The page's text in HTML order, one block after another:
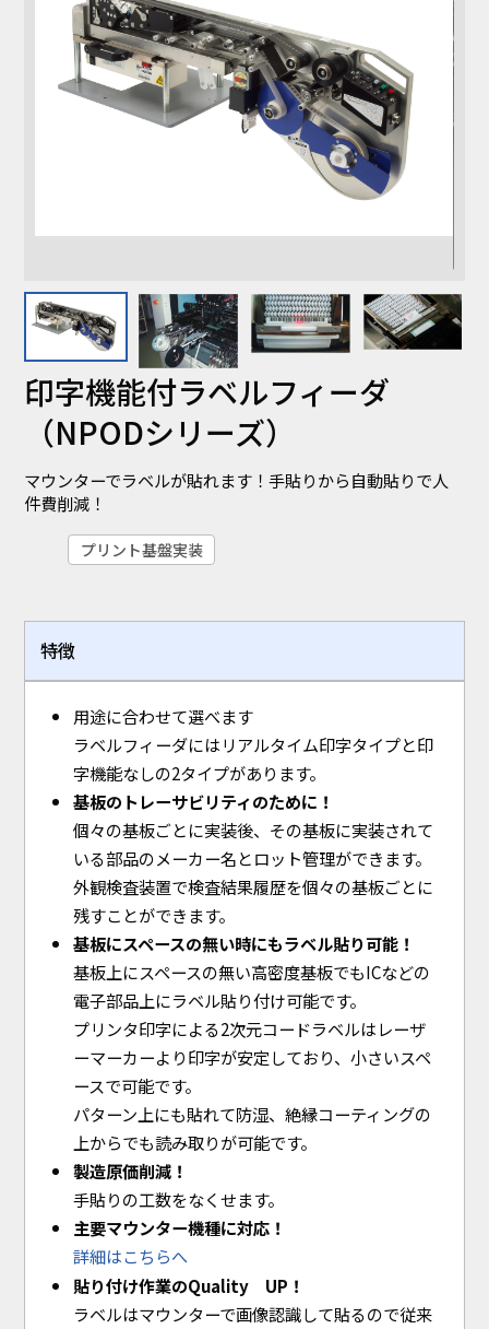
ビリティ
利用規約
個人情報保護方
針
印字機能付ラベルフィーダ
（NPODシリーズ）
マウンターでラベルが貼れます！手貼りから自動貼りで人
件費削減！
プリント基盤実装
特徴
用途に合わせて選べます
ラベルフィーダにはリアルタイム印字タイプと印
字機能なしの2タイプがあります。
基板のトレーサビリティのために！
個々の基板ごとに実装後、その基板に実装されて
いる部品のメーカー名とロット管理ができます。
外観検査装置で検査結果履歴を個々の基板ごとに
残すことができます。
基板にスペースの無い時にもラベル貼り可能！
基板上にスペースの無い高密度基板でもICなどの
電子部品上にラベル貼り付け可能です。
プリンタ印字による2次元コードラベルはレーザ
ーマーカーより印字が安定しており、小さいスペ
ースで可能です。
パターン上にも貼れて防湿、絶縁コーティングの
上からでも読み取りが可能です。
製造原価削減！
手貼りの工数をなくせます。
主要マウンター機種に対応！
詳細はこちらへ
貼り付け作業のQuality UP！
ラベルはマウンターで画像認識して貼るので従来